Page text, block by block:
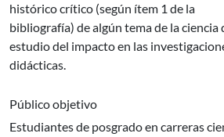
histórico crítico (según ítem 1 de la
bibliografía) de algún tema de la ciencia
estudio del impacto en las
didácticas.
Público objetivo
Estudiantes de posgrado en carreras